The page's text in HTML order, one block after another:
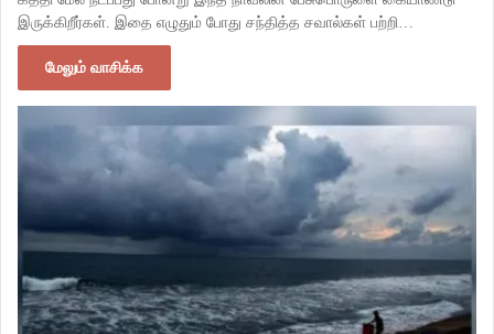
இருக்கிறீர்கள். இதை எழுதும் போது சந்தித்த சவால்கள் பற்றி…
மேலும் வாசிக்க